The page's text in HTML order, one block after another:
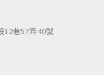
12巷57弄40號